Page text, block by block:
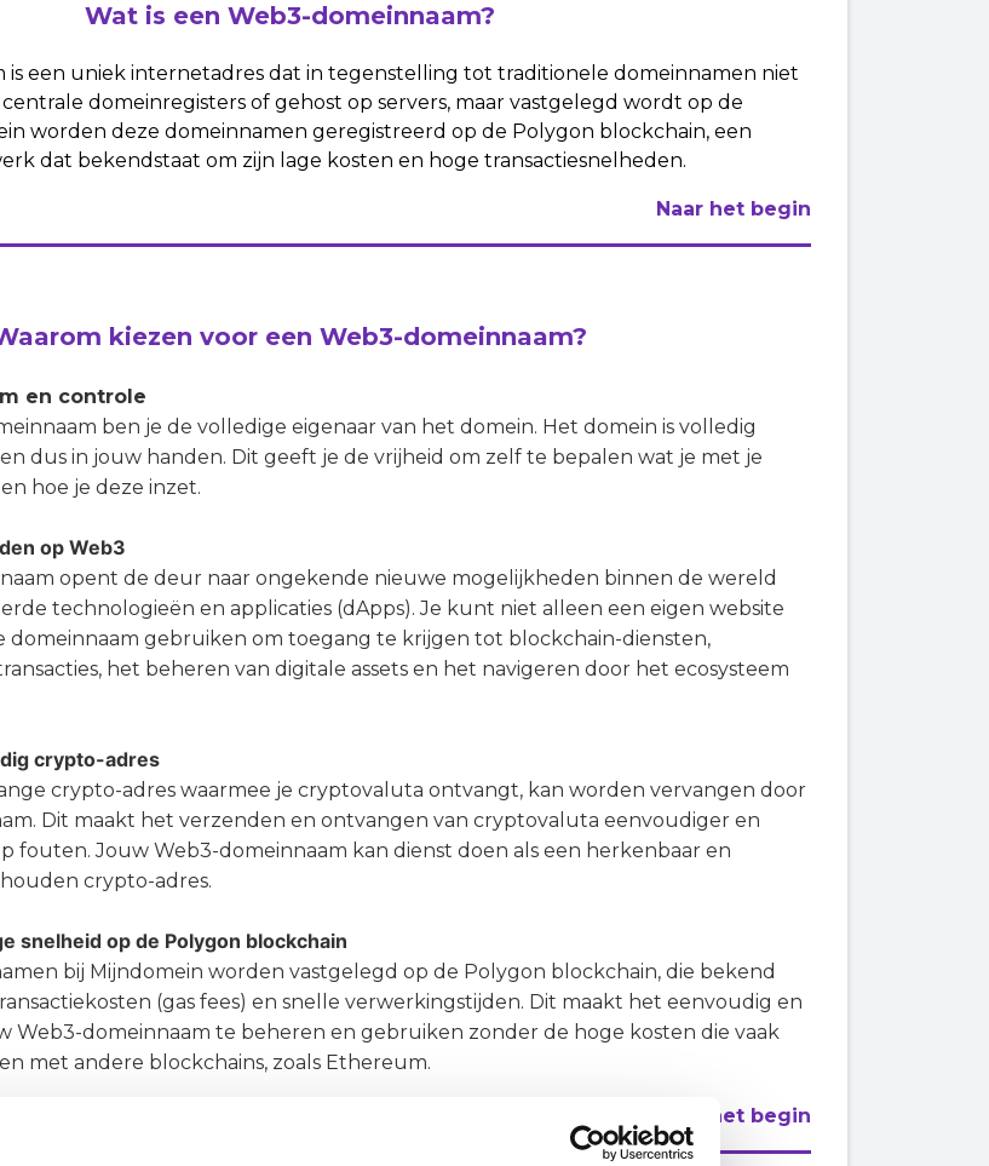
Wat is een Web3-domeinnaam?
is een uniek internetadres dat in tegenstelling tot traditionele domeinnamen niet
domeinregisters of gehost op servers, maar vastgelegd wordt op de
worden deze domeinnamen geregistreerd op de Polygon blockchain, een
dat bekendstaat om zijn lage kosten en hoge transactiesnelheden.
Naar het begin
kiezen voor een Web3-domeinnaam?
en controle
ben je de volledige eigenaar van het domein. Het domein is volledig
dus in jouw handen. Dit geeft je de vrijheid om zelf te bepalen wat je met je
hoe je deze inzet.
op Web3
opent de deur naar ongekende nieuwe mogelijkheden binnen de wereld
technologieën en applicaties (dApps). Je kunt niet alleen een eigen website
domeinnaam gebruiken om toegang te krijgen tot blockchain-diensten,
het beheren van digitale assets en het navigeren door het ecosysteem
crypto-adres
crypto-adres waarmee je cryptovaluta ontvangt, kan worden vervangen door
Dit maakt het verzenden en ontvangen van cryptovaluta eenvoudiger en
fouten. Jouw Web3-domeinnaam kan dienst doen als een herkenbaar en
crypto-adres.
snelheid op de Polygon blockchain
bij Mijndomein worden vastgelegd op de Polygon blockchain, die bekend
(gas fees) en snelle verwerkingstijden. Dit maakt het eenvoudig en
Web3-domeinnaam te beheren en gebruiken zonder de hoge kosten die vaak
met andere blockchains, zoals Ethereum.
Naar het begin